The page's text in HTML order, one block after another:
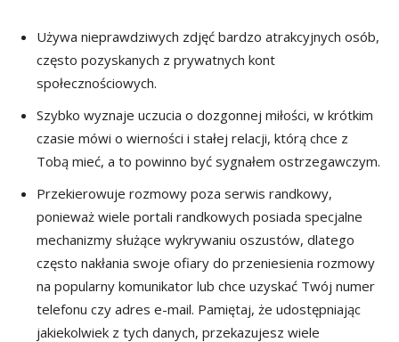
Używa nieprawdziwych zdjęć bardzo atrakcyjnych osób,
często pozyskanych z prywatnych kont
społecznościowych.
Szybko wyznaje uczucia o dozgonnej miłości, w krótkim
czasie mówi o wierności i stałej relacji, którą chce z
Tobą mieć, a to powinno być sygnałem ostrzegawczym.
Przekierowuje rozmowy poza serwis randkowy,
ponieważ wiele portali randkowych posiada specjalne
mechanizmy służące wykrywaniu oszustów, dlatego
często nakłania swoje ofiary do przeniesienia rozmowy
na popularny komunikator lub chce uzyskać Twój numer
telefonu czy adres e-mail. Pamiętaj, że udostępniając
jakiekolwiek z tych danych, przekazujesz wiele